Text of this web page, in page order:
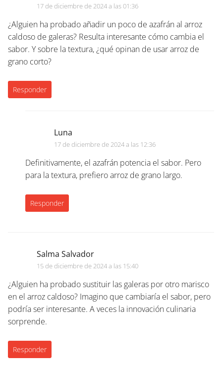
17 de diciembre de 2024 a las 01:36
¿Alguien ha probado añadir un poco de azafrán al arroz
caldoso de galeras? Resulta interesante cómo cambia el
sabor. Y sobre la textura, ¿qué opinan de usar arroz de
grano corto?
Responder
Luna
17 de diciembre de 2024 a las 12:36
Definitivamente, el azafrán potencia el sabor. Pero
para la textura, prefiero arroz de grano largo.
Responder
Salma Salvador
15 de diciembre de 2024 a las 15:40
¿Alguien ha probado sustituir las galeras por otro marisco
en el arroz caldoso? Imagino que cambiaría el sabor, pero
podría ser interesante. A veces la innovación culinaria
sorprende.
Responder